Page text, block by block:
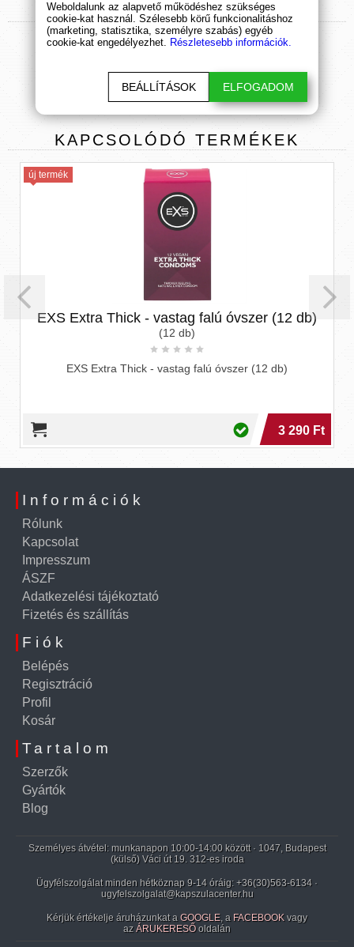
TERMÉK ÉRTÉKELÉSEK
ÉRTÉKELÉS BEKÜLDÉSE
KAPCSOLÓDÓ TERMÉKEK
új termék
EXS Extra Thick - vastag falú óvszer (12 db)
(12 db)
EXS Extra Thick - vastag falú óvszer (12 db)
3 290 Ft
Információk
Rólunk
Kapcsolat
Impresszum
ÁSZF
Adatkezelési tájékoztató
Fizetés és szállítás
Fiók
Belépés
Regisztráció
Profil
Kosár
Tartalom
Szerzők
Gyártók
Blog
Személyes átvétel: munkanapon 10:00-14:00 között · 1047, Budapest
(külső) Váci út 19. 312-es iroda
Ügyfélszolgálat minden hétköznap 9-14 óráig: +36(30)563-6134 ·
ugyfelszolgalat@kapszulacenter.hu
Kérjük értékelje áruházunkat a GOOGLE, a FACEBOOK vagy
az ÁRUKERESŐ oldalán
Weboldalunk az alapvető működéshez szükséges
cookie-kat használ. Szélesebb körű funkcionalitáshoz
(marketing, statisztika, személyre szabás) egyéb
cookie-kat engedélyezhet. Részletesebb információk.
BEÁLLÍTÁSOK ELFOGADOM